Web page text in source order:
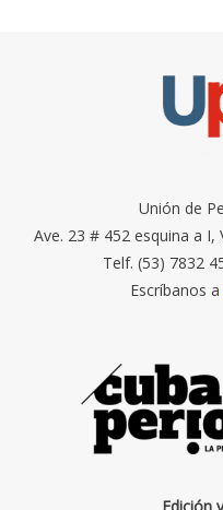
Unión de
Ave. 23 # 452 esquina a I,
Telf. (53) 7832
Escríbanos a